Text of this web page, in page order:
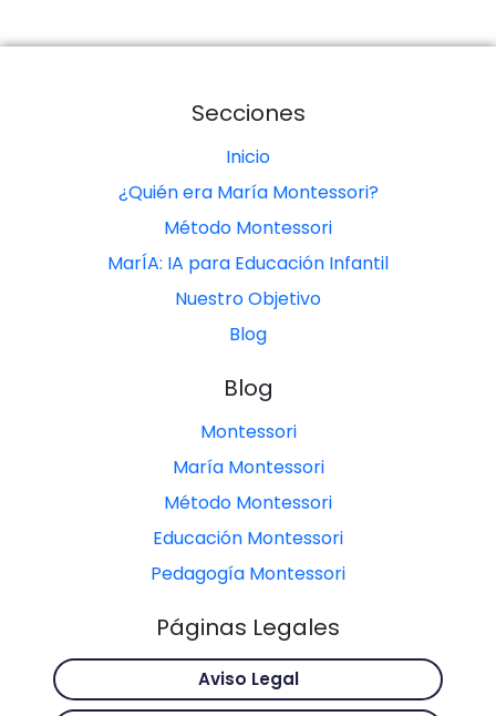
Secciones
Inicio
¿Quién era María Montessori?
Método Montessori
MarÍA: IA para Educación Infantil
Nuestro Objetivo
Blog
Blog
Montessori
María Montessori
Método Montessori
Educación Montessori
Pedagogía Montessori
Páginas Legales
Aviso Legal